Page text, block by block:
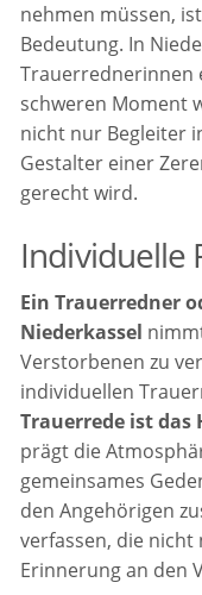
nehmen müssen,
Bedeutung. In
Trauerrednerinnen
schweren Moment
nicht nur Begleiter
Gestalter einer
gerecht wird.
Individuelle
Ein Trauerredner
Niederkassel
Verstorbenen zu
individuellen
Trauerrede ist das
prägt die
gemeinsames
den Angehörigen
verfassen, die
Erinnerung an den